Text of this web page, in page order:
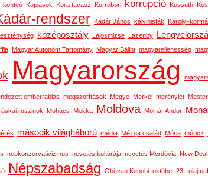
konteó Kopjások Kora tavasz Korrobori korrupció Kossuth
rendszer Kádár János kálvinisták Károlyi-
középosztály Lajosmizse Lazenby
Magyar Autonóm Tartomány Magyar Bálint magyarellenesség
Magyarország
emberrablás megszorítások Megye Merkel merénylet
ruszinok Mohács Mokka Moldova Molnár Andor
második világháború média Mézga család Mória móricz
neokonzervativizmus nevetés kultúrája nevetés Mordóvia New Deal
Népszabadság Obi-van Kenobi október 23.